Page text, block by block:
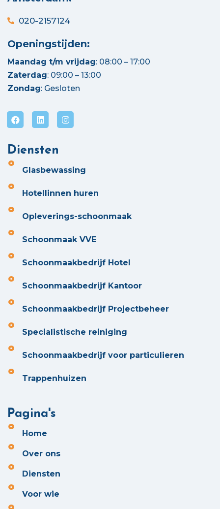
020-2157124
Openingstijden:
Maandag t/m vrijdag: 08:00 – 17:00
Zaterdag: 09:00 – 13:00
Zondag: Gesloten
Diensten
Glasbewassing
Hotellinnen huren
Opleverings-schoonmaak
Schoonmaak VVE
Schoonmaakbedrijf Hotel
Schoonmaakbedrijf Kantoor
Schoonmaakbedrijf Projectbeheer
Specialistische reiniging
Schoonmaakbedrijf voor particulieren
Trappenhuizen
Pagina's
Home
Over ons
Diensten
Voor wie